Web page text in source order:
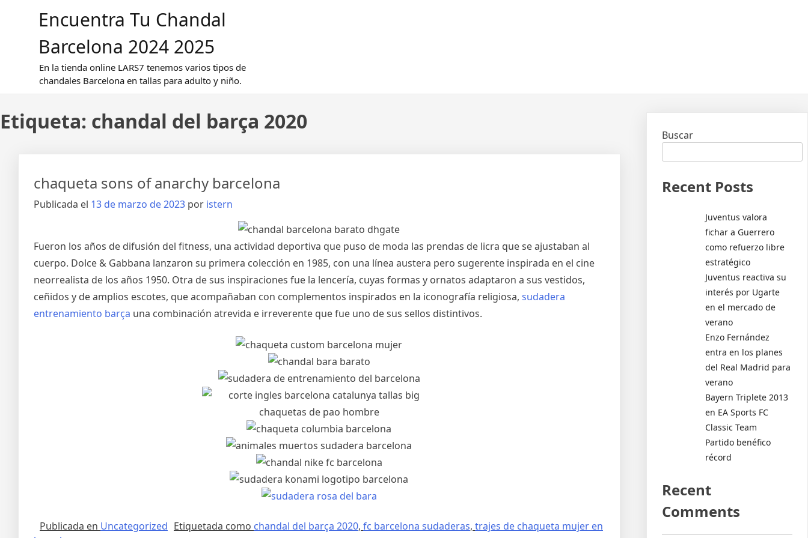
Encuentra Tu Chandal
Barcelona 2024 2025
En la tienda online LARS7 tenemos varios tipos de
chandales Barcelona en tallas para adulto y niño.
Etiqueta: chandal del barça 2020
chaqueta sons of anarchy barcelona
Publicada el 13 de marzo de 2023 por istern
Fueron los años de difusión del fitness, una actividad deportiva que puso de moda las prendas de licra que se ajustaban al
cuerpo. Dolce & Gabbana lanzaron su primera colección en 1985, con una línea austera pero sugerente inspirada en el cine
neorrealista de los años 1950. Otra de sus inspiraciones fue la lencería, cuyas formas y ornatos adaptaron a sus vestidos,
ceñidos y de amplios escotes, que acompañaban con complementos inspirados en la iconografía religiosa, sudadera
entrenamiento barça una combinación atrevida e irreverente que fue uno de sus sellos distintivos.
Publicada en Uncategorized Etiquetada como chandal del barça 2020, fc barcelona sudaderas, trajes de chaqueta mujer en
Buscar
Recent Posts
Juventus valora
fichar a Guerrero
como refuerzo libre
estratégico
Juventus reactiva su
interés por Ugarte
en el mercado de
verano
Enzo Fernández
entra en los planes
del Real Madrid para
verano
Bayern Triplete 2013
en EA Sports FC
Classic Team
Partido benéfico
récord
Recent
Comments